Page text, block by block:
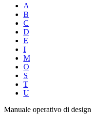
A
B
C
D
E
I
M
O
S
T
U
Manuale operativo di design